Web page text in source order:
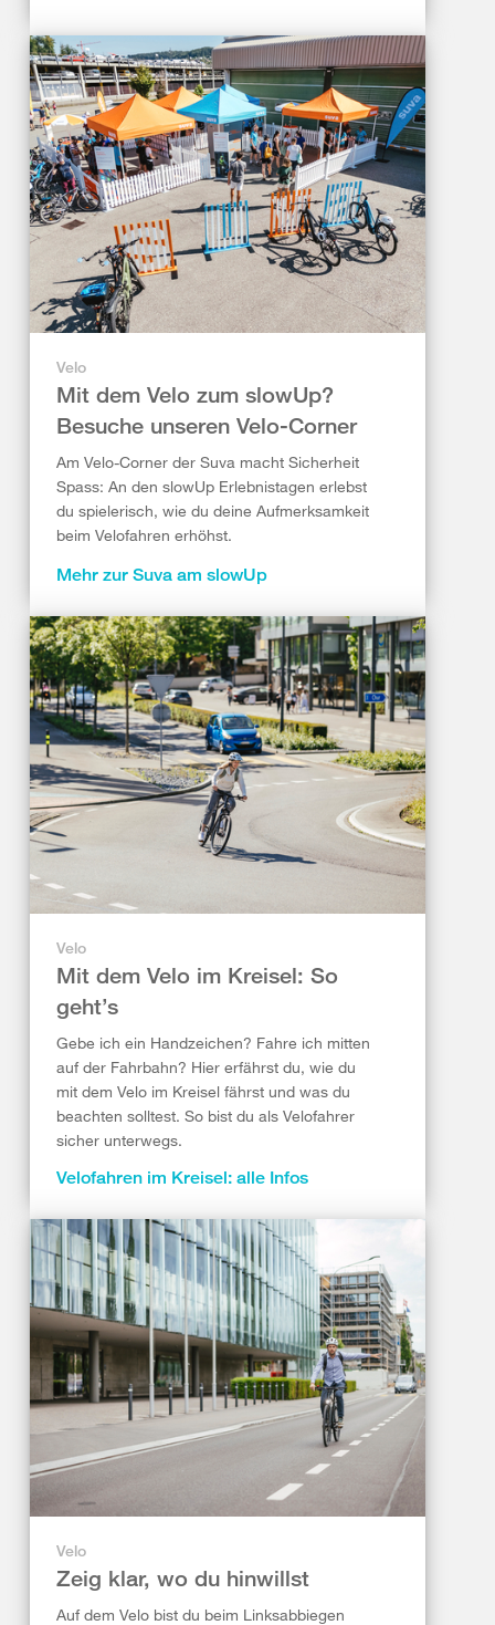
Velo
Mit dem Velo zum slowUp?
Besuche unseren Velo-Corner
Am Velo-Corner der Suva macht Sicherheit
Spass: An den slowUp Erlebnistagen erlebst
du spielerisch, wie du deine Aufmerksamkeit
beim Velofahren erhöhst.
Mehr zur Suva am slowUp
Velo
Mit dem Velo im Kreisel: So
geht’s
Gebe ich ein Handzeichen? Fahre ich mitten
auf der Fahrbahn? Hier erfährst du, wie du
mit dem Velo im Kreisel fährst und was du
beachten solltest. So bist du als Velofahrer
sicher unterwegs.
Velofahren im Kreisel: alle Infos
Velo
Zeig klar, wo du hinwillst
Auf dem Velo bist du beim Linksabbiegen